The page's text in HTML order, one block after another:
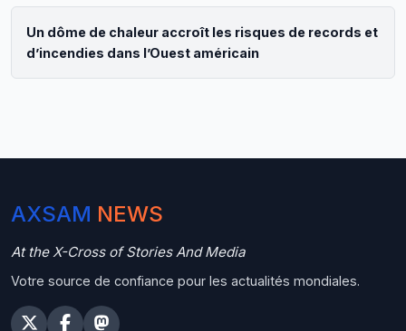
Un dôme de chaleur accroît les risques de records et
d’incendies dans l’Ouest américain
AXSAM NEWS
At the X-Cross of Stories And Media
Votre source de confiance pour les actualités mondiales.